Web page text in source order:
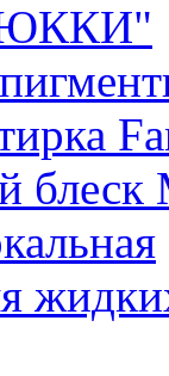
блеск